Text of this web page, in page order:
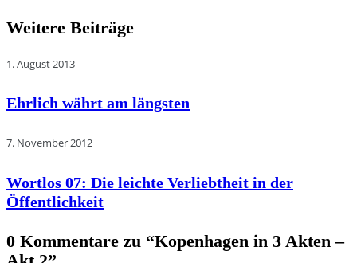
Weitere Beiträge
1. August 2013
Ehrlich währt am längsten
7. November 2012
Wortlos 07: Die leichte Verliebtheit in der
Öffentlichkeit
0 Kommentare zu “Kopenhagen in 3 Akten –